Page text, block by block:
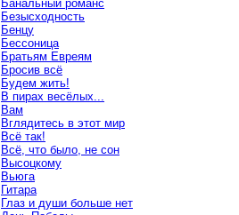
Банальный романс
Безысходность
Бенцу
Бессоница
Братьям Евреям
Бросив всё
Будем жить!
В пирах весёлых...
Вам
Вглядитесь в этот мир
Всё так!
Всё, что было, не сон
Высоцкому
Вьюга
Гитара
Глаз и души больше нет